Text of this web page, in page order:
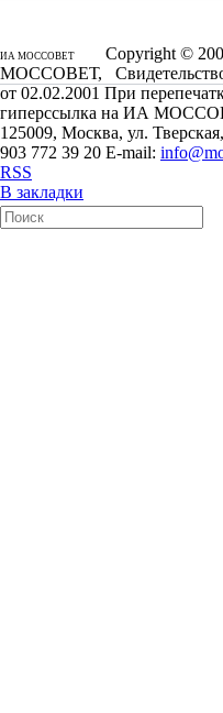
ИА МОССОВЕТ
Copyright ©
МОССОВЕТ,
от 02.02.2001 При
гиперссылка на ИА
125009, Москва, ул.
903 772 39 20 E-mail:
RSS
В закладки